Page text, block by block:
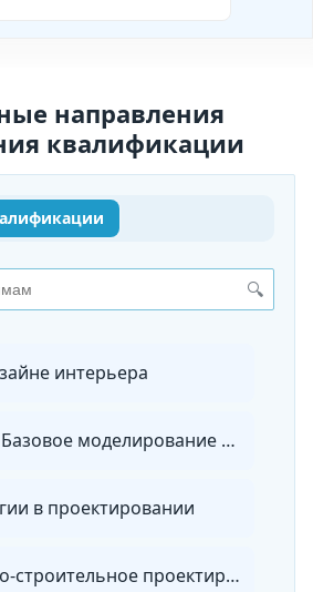
направления
квалификации
🔍
интерьера
ArchiCAD 25. Базовое моделирование зданий
в проектировании
Архитектурно-строительное проектирование